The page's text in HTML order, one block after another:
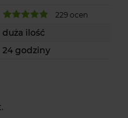
229 ocen
duża ilość
24 godziny